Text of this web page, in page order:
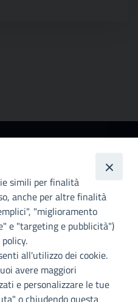
di
simili per finalità
anche per altre finalità
"miglioramento
e "targeting e pubblicità")
all'utilizzo dei cookie.
avere maggiori
e personalizzare le tue
o chiudendo questa